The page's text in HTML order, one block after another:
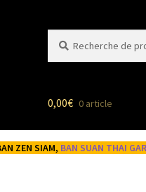
pour :
0,00€ 0 article
ZEN SIAM, BAN SUAN THAI